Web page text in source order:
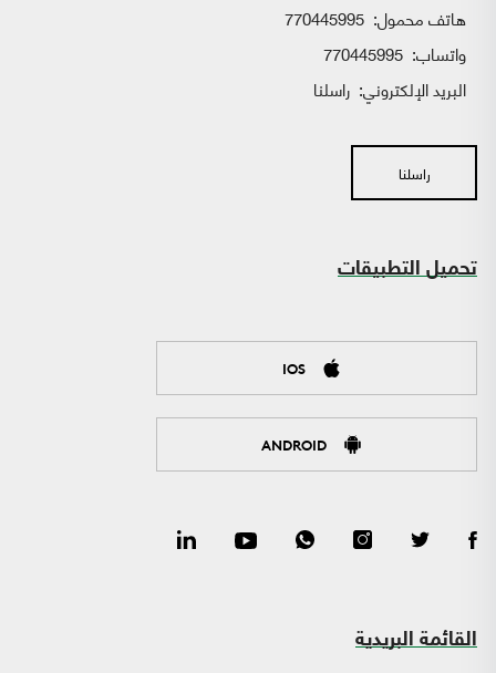
هاتف محمول: 770445995
واتساب:
البريد الإلكتروني: راسلنا
راسلنا
تحميل التطبيقات
IOS
ANDROID
القائمة البريدية